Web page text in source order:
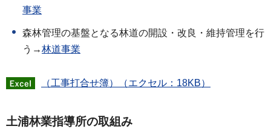
事業
森林管理の基盤となる林道の開設・改良・維持管理を行
う→林道事業
（工事打合せ簿）（エクセル：18KB）
土浦林業指導所の取組み